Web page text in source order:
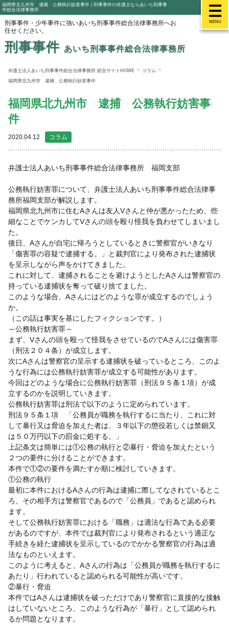
MENU
福岡県北九州市 逮捕 公務執行妨害事件 | 刑事事件の弁護士ならあいち刑事事
件総合法律事務所
刑事事件・少年事件に強いあいち刑事事件総合法律事務所へお
任せください。
刑事事件 あいち刑事事件総合法律事務所
弁護士法人あいち刑事事件総合法律事務所 総合サイトHOME
コラム
福岡県北九州市 逮捕 公務執行妨害事件
福岡県北九州市 逮捕 公務執行妨害事
件
2020.04.12 コラム
弁護士法人あいち刑事事件総合法律事務所 福岡支部
公務執行妨害罪について、弁護士法人あいち刑事事件総合法律事
務所福岡支部が解説します。
福岡県北九州市に住むAさんは友人Vさんと仲が悪かったため、些
細なことでケンカしてVさんの頭を殴り怪我を負わせてしまいまし
た。
後日、Aさんが自宅に帰ろうとしているときに警察官がいきなり
「傷害罪の容疑で逮捕する。」と裁判官により発布された逮捕状
を呈示しながら声をかけてきました。
これに対して、逮捕されることを避けようとしたAさんは警察官の
持っている逮捕状を奪って破り捨てました。
このような場合、Aさんにはどのような罪が成立するのでしょう
か。
（この話は事実を基にしたフィクションです。）
～公務執行妨害罪～
まず、Vさんの頭を殴って怪我をさせているのでAさんには傷害罪
（刑法２０４条）が成立します。
次にAさんは警察官の呈示する逮捕状を破っているところ、このよ
うな行為には公務執行妨害罪が成立する可能性があります。
今回はどのような場合に公務執行妨害罪（刑法９５条１項）が成
立するのかを説明していきます。
公務執行妨害罪は刑法で以下のように定められています。
刑法９５条１項 「公務員が職務を執行するに当たり、これに対
して暴行又は脅迫を加えた者は、３年以下の懲役若しくは禁錮又
は５０万円以下の罰金に処する。」
上記条文は簡単には①公務の執行と②暴行・脅迫を加えたという
２つの要件に分けることができます。
本件で①②の要件を満たすか順に検討していきます。
①公務の執行
最初に本件におけるAさんの行為は逮捕に際してなされているとこ
ろ、その相手方は警察官であるので「公務員」であると認められ
ます。
そして公務執行妨害罪における「職務」は適法な行為である必要
があるのですが、本件では裁判官により発布されるという適正な
手続きを経た逮捕状を呈示しているのでかかる警察官の行為は適
法なものといえます。
このように考えると、Aさんの行為は「公務員が職務を執行するに
あたり」行われていると認められる可能性が高いです。
②暴行・脅迫
本件ではAさんは逮捕状を破っただけであり警察官に直接的な接触
はしていないところ、このような行為が「暴行」として認められ
るか問題となります。